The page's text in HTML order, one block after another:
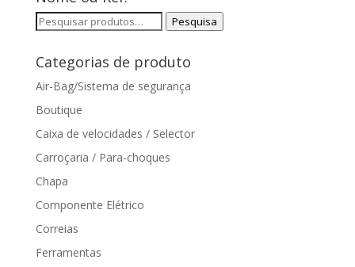
Pesquisar
Pesquisa
Categorias de produto
Air-Bag/Sistema de segurança
Boutique
Caixa de velocidades / Selector
Carroçaria / Para-choques
Chapa
Componente Elétrico
Correias
Ferramentas